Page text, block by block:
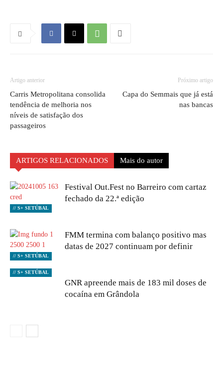
Artigo anterior
Carris Metropolitana consolida
tendência de melhoria nos
níveis de satisfação dos
passageiros
Próximo artigo
Capa do Semmais que já está
nas bancas
ARTIGOS RELACIONADOS Mais do autor
// S+ SETÚBAL
Festival Out.Fest no Barreiro com cartaz
fechado da 22.ª edição
// S+ SETÚBAL
FMM termina com balanço positivo mas
datas de 2027 continuam por definir
// S+ SETÚBAL
GNR apreende mais de 183 mil doses de
cocaína em Grândola